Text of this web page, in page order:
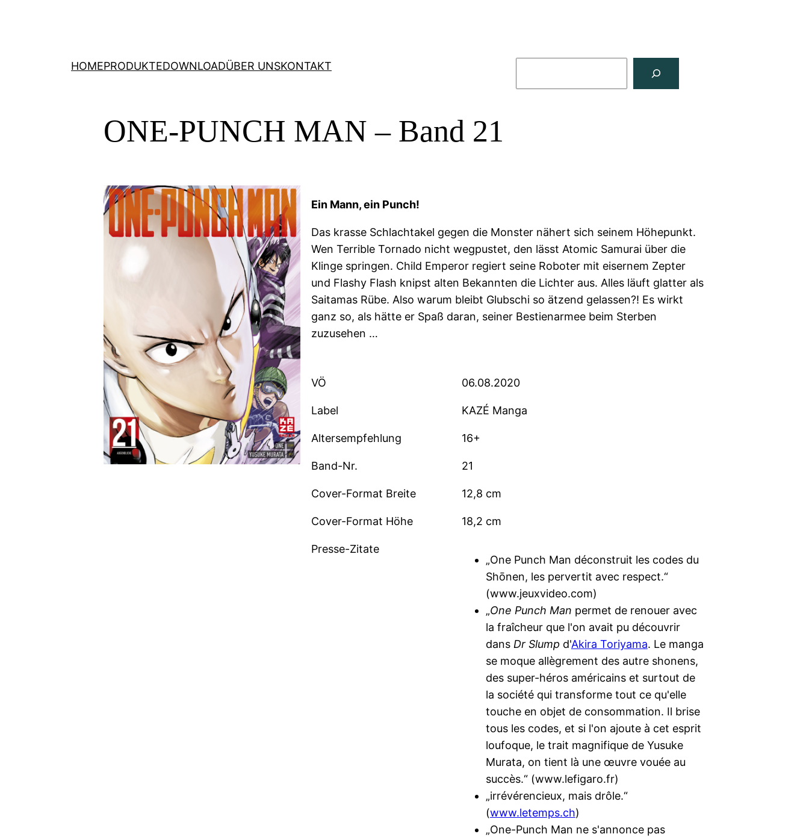
HOMEPRODUKTEDOWNLOADÜBER UNSKONTAKT
ONE-PUNCH MAN – Band 21
Ein Mann, ein Punch!
Das krasse Schlachtakel gegen die Monster nähert sich seinem Höhepunkt.
Wen Terrible Tornado nicht wegpustet, den lässt Atomic Samurai über die
Klinge springen. Child Emperor regiert seine Roboter mit eisernem Zepter
und Flashy Flash knipst alten Bekannten die Lichter aus. Alles läuft glatter als
Saitamas Rübe. Also warum bleibt Glubschi so ätzend gelassen?! Es wirkt
ganz so, als hätte er Spaß daran, seiner Bestienarmee beim Sterben
zuzusehen …
VÖ 06.08.2020
Label KAZÉ Manga
Altersempfehlung 16+
Band-Nr. 21
Cover-Format Breite 12,8 cm
Cover-Format Höhe 18,2 cm
Presse-Zitate
„One Punch Man déconstruit les codes du
Shōnen, les pervertit avec respect.“
(www.jeuxvideo.com)
„One Punch Man permet de renouer avec
la fraîcheur que l'on avait pu découvrir
dans Dr Slump d'Akira Toriyama. Le manga
se moque allègrement des autre shonens,
des super-héros américains et surtout de
la société qui transforme tout ce qu'elle
touche en objet de consommation. Il brise
tous les codes, et si l'on ajoute à cet esprit
loufoque, le trait magnifique de Yusuke
Murata, on tient là une œuvre vouée au
succès.“ (www.lefigaro.fr)
„irrévérencieux, mais drôle.“
(www.letemps.ch)
„One-Punch Man ne s'annonce pas